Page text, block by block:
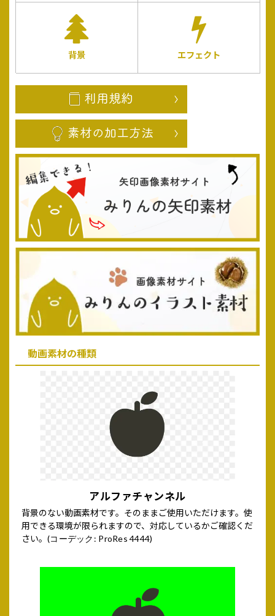
背景 エフェクト
動画素材の種類
アルファチャンネル
背景のない動画素材です。そのままご使用いただけます。使
用できる環境が限られますので、対応しているかご確認くだ
さい。 (コーデック: ProRes 4444)